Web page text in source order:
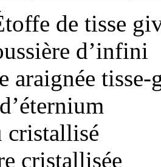
de tisse
d’infini
araignée tisse-
cristallisé
cristallisée